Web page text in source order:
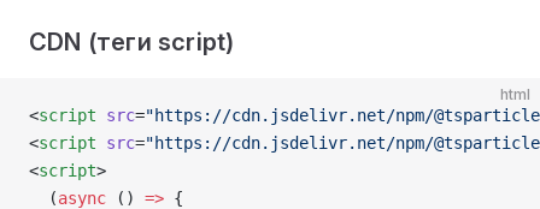
CDN (теги script)
html
<script src="https://cdn.jsdelivr.net/npm/
<script src="https://cdn.jsdelivr.net/npm/
<script>
  (
async () => {